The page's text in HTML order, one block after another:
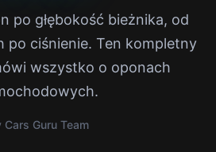
po głębokość bieżnika, od
po ciśnienie. Ten kompletny
wszystko o oponach
Cars Guru Team